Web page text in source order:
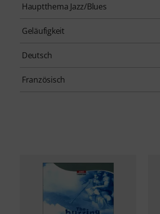
Hauptthema Jazz/Blues
Geläufigkeit
Deutsch
Französisch